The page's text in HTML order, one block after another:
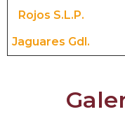
Rojos S.L.P.
Jaguares Gdl.